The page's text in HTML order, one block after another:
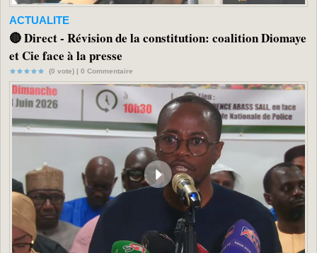
ACTUALITE
🔴 Direct - Révision de la constitution: coalition Diomaye
et Cie face à la presse
(0 vote) | 0 Commentaire